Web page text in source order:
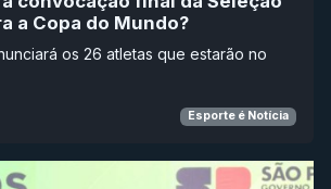
a Copa do Mundo?
os 26 atletas que estarão no
Esporte é Notícia